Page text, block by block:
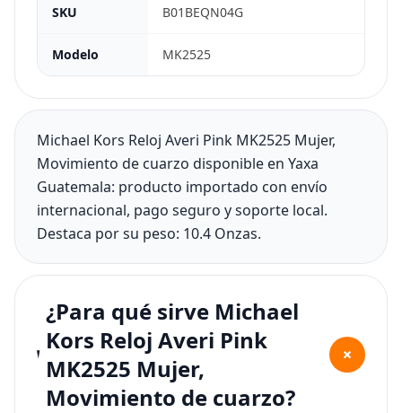
SKU B01BEQN04G
Modelo MK2525
Michael Kors Reloj Averi Pink MK2525 Mujer,
Movimiento de cuarzo disponible en Yaxa
Guatemala: producto importado con envío
internacional, pago seguro y soporte local.
Destaca por su peso: 10.4 Onzas.
¿Para qué sirve Michael
Kors Reloj Averi Pink
MK2525 Mujer,
Movimiento de cuarzo?
+